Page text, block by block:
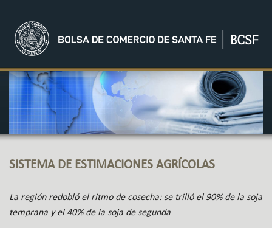
SISTEMA DE ESTIMACIONES AGRÍCOLAS
La región redobló el ritmo de cosecha: se trilló el 90% de la soja
temprana y el 40% de la soja de segunda